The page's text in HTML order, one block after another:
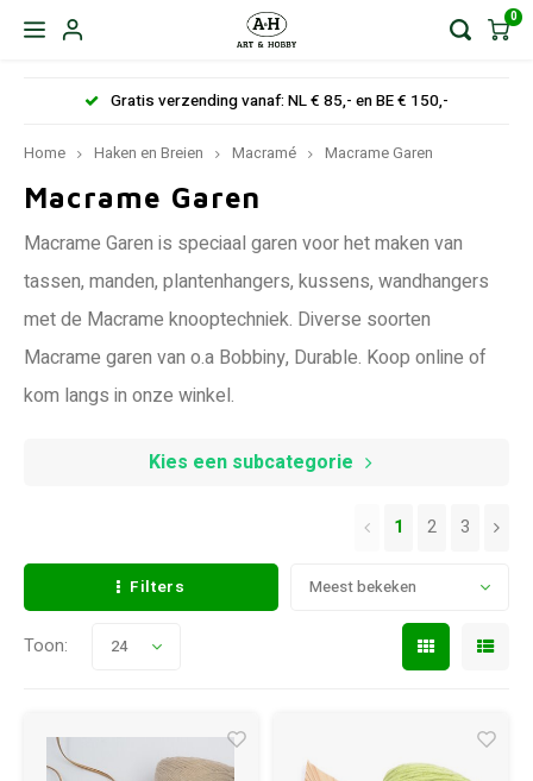
0
Gratis verzending vanaf: NL € 85,- en BE € 150,-
Home Haken en Breien Macramé Macrame Garen
Macrame Garen
Macrame Garen is speciaal garen voor het maken van
tassen, manden, plantenhangers, kussens, wandhangers
met de Macrame knooptechniek. Diverse soorten
Macrame garen van o.a Bobbiny, Durable. Koop online of
kom langs in onze winkel.
Kies een subcategorie
Filters Meest bekeken
1 2 3
Toon: 24